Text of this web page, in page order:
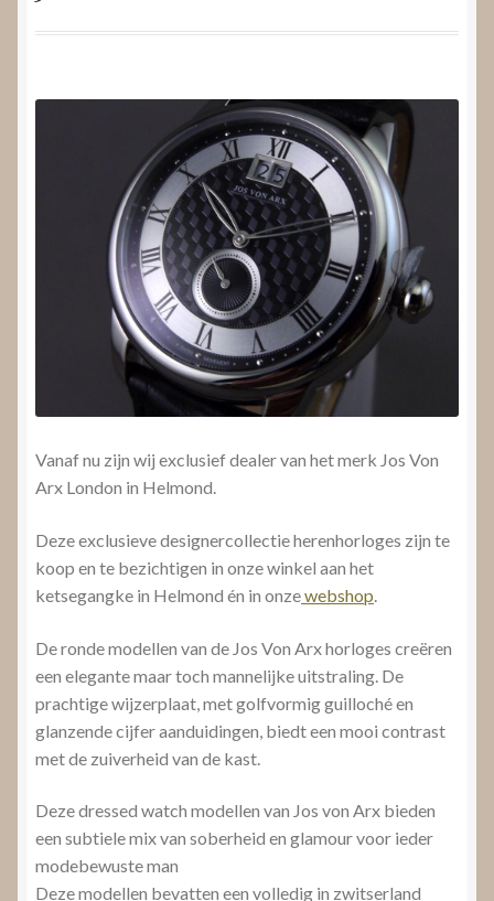
Nieuws
Video’s
uitvouwen
Vanaf nu zijn wij exclusief dealer van het merk Jos Von
Arx London in Helmond.
Deze exclusieve designercollectie herenhorloges zijn te
koop en te bezichtigen in onze winkel aan het
ketsegangke in Helmond én in onze
webshop
De ronde modellen van de Jos Von Arx horloges creëren
een elegante maar toch mannelijke uitstraling. De
prachtige wijzerplaat, met golfvormig guilloché en
glanzende cijfer aanduidingen, biedt een mooi contrast
met de zuiverheid van de kast.
Deze dressed watch modellen van Jos von Arx bieden
een subtiele mix van soberheid en glamour voor ieder
modebewuste man
Deze modellen bevatten een volledig in zwitserland